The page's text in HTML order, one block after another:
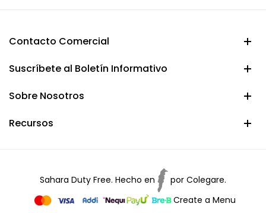
Contacto Comercial
Suscríbete al Boletín Informativo
Sobre Nosotros
Recursos
Sahara Duty Free. Hecho en por Colegare.
Create a Menu